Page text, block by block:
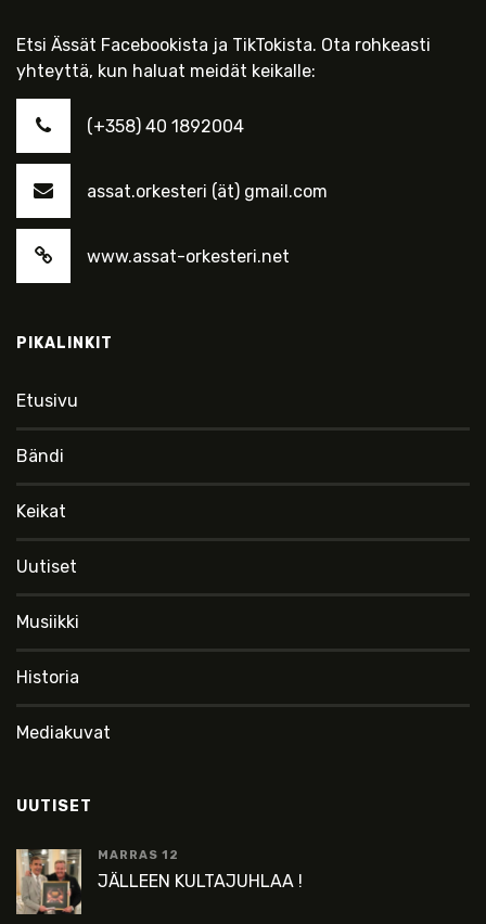
Etsi Ässät Facebookista ja TikTokista. Ota rohkeasti
yhteyttä, kun haluat meidät keikalle:
(+358) 40 1892004
assat.orkesteri (ät) gmail.com
www.assat-orkesteri.net
PIKALINKIT
Etusivu
Bändi
Keikat
Uutiset
Musiikki
Historia
Mediakuvat
UUTISET
MARRAS 12
JÄLLEEN KULTAJUHLAA !